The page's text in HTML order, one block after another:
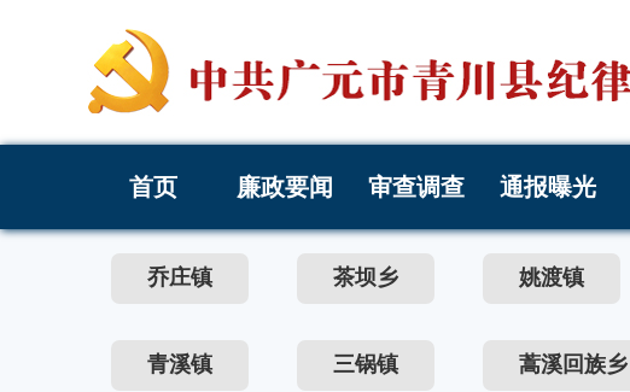
首页 廉政要闻 审查调查 通报曝光
乔庄镇 茶坝乡 姚渡镇
青溪镇 三锅镇 蒿溪回族乡